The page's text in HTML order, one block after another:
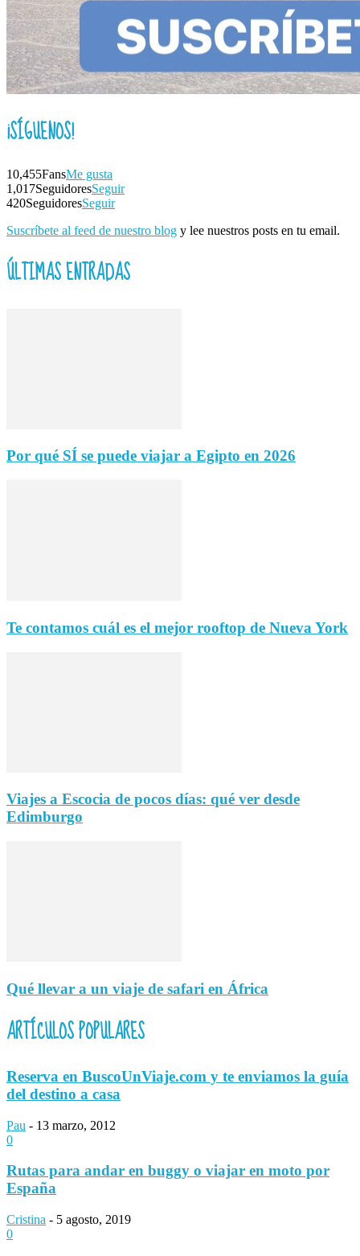
¡SÍGUENOS!
10,455FansMe gusta
1,017SeguidoresSeguir
420SeguidoresSeguir
Suscríbete al feed de nuestro blog y lee nuestros posts en tu email.
ÚLTIMAS ENTRADAS
Por qué SÍ se puede viajar a Egipto en 2026
Te contamos cuál es el mejor rooftop de Nueva York
Viajes a Escocia de pocos días: qué ver desde
Edimburgo
Qué llevar a un viaje de safari en África
ARTÍCULOS POPULARES
Reserva en BuscoUnViaje.com y te enviamos la guía
del destino a casa
Pau - 13 marzo, 2012
0
Rutas para andar en buggy o viajar en moto por
España
Cristina - 5 agosto, 2019
0